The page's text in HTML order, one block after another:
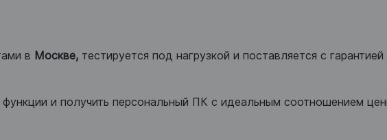
в Москве, тестируется под нагрузкой и поставляется с
и получить персональный ПК с идеальным соотношением